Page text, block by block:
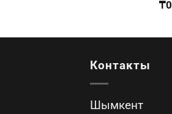
₸0
Контакты
Шымкент